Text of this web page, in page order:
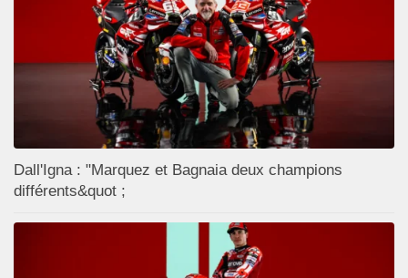
Dall'Igna : "Marquez et Bagnaia deux champions
différents&quot ;